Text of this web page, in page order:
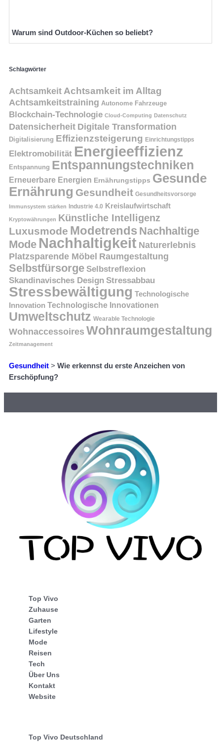
Warum sind Outdoor-Küchen so beliebt?
Schlagwörter
AchtsamkeitAchtsamkeit im Alltag
Achtsamkeitstraining Autonome Fahrzeuge
Blockchain-Technologie Cloud-Computing Datenschutz
Datensicherheit Digitale Transformation
Digitalisierung Effizienzsteigerung Einrichtungstipps
Elektromobilität Energieeffizienz
Entspannung Entspannungstechniken
Erneuerbare Energien Ernährungstipps Gesunde
Ernährung Gesundheit Gesundheitsvorsorge
Immunsystem stärken Industrie 4.0 Kreislaufwirtschaft
Kryptowährungen Künstliche Intelligenz
Luxusmode Modetrends Nachhaltige
Mode Nachhaltigkeit Naturerlebnis
Platzsparende Möbel Raumgestaltung
Selbstfürsorge Selbstreflexion
Skandinavisches Design Stressabbau
Stressbewältigung Technologische
Innovation Technologische Innovationen
Umweltschutz Wearable Technologie
Wohnaccessoires Wohnraumgestaltung
Zeitmanagement
Gesundheit > Wie erkennst du erste Anzeichen von
Erschöpfung?
Top Vivo
Zuhause
Garten
Lifestyle
Mode
Reisen
Tech
Über Uns
Kontakt
Website
Top Vivo Deutschland